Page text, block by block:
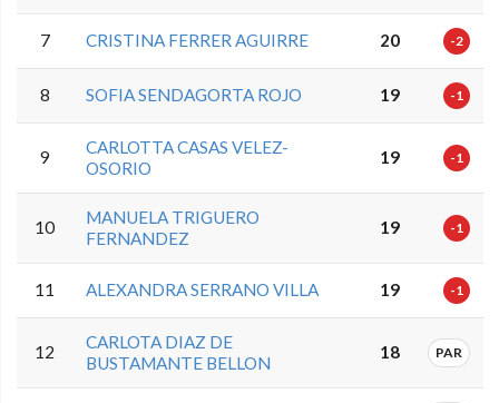
7 CRISTINA FERRER AGUIRRE 20 -2
8 SOFIA SENDAGORTA ROJO 19 -1
9
CARLOTTA CASAS VELEZ-
OSORIO
19 -1
10
MANUELA TRIGUERO
FERNANDEZ
19 -1
11 ALEXANDRA SERRANO VILLA 19 -1
12
CARLOTA DIAZ DE
BUSTAMANTE BELLON
18 PAR